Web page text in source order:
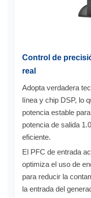
Control de
real
Adopta verdadera
línea y chip DSP, lo
potencia estable
potencia de salida
eficiente.
El PFC de entrada
optimiza el uso de
para reducir la
la entrada del